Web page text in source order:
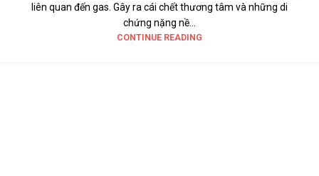
liên quan đến gas. Gây ra cái chết thương tâm và những di
chứng nặng nề...
CONTINUE READING